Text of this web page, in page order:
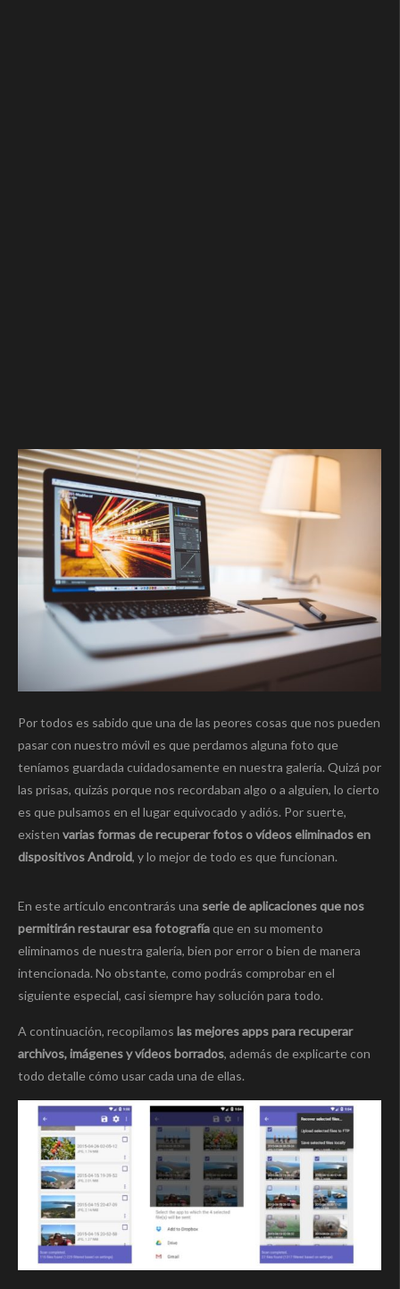
Por todos es sabido que una de las peores cosas que nos pueden
pasar con nuestro móvil es que perdamos alguna foto que
teníamos guardada cuidadosamente en nuestra galería. Quizá por
las prisas, quizás porque nos recordaban algo o a alguien, lo cierto
es que pulsamos en el lugar equivocado y adiós. Por suerte,
existen varias formas de recuperar fotos o vídeos eliminados en
dispositivos Android, y lo mejor de todo es que funcionan.
En este artículo encontrarás una serie de aplicaciones que nos
permitirán restaurar esa fotografíaque en su momento
eliminamos de nuestra galería, bien por error o bien de manera
intencionada. No obstante, como podrás comprobar en el
siguiente especial, casi siempre hay solución para todo.
A continuación, recopilamos las mejores apps para recuperar
archivos, imágenes y vídeos borrados, además de explicarte con
todo detalle cómo usar cada una de ellas.